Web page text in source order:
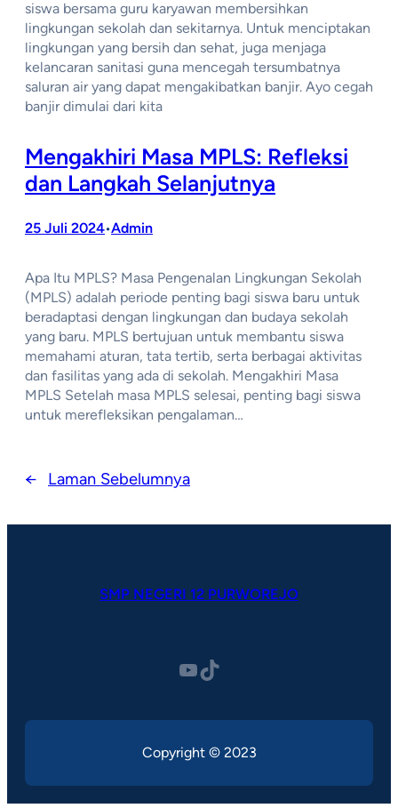
siswa bersama guru karyawan membersihkan
lingkungan sekolah dan sekitarnya. Untuk menciptakan
lingkungan yang bersih dan sehat, juga menjaga
kelancaran sanitasi guna mencegah tersumbatnya
saluran air yang dapat mengakibatkan banjir. Ayo cegah
banjir dimulai dari kita
Mengakhiri Masa MPLS: Refleksi
dan Langkah Selanjutnya
25 Juli 2024•Admin
Apa Itu MPLS? Masa Pengenalan Lingkungan Sekolah
(MPLS) adalah periode penting bagi siswa baru untuk
beradaptasi dengan lingkungan dan budaya sekolah
yang baru. MPLS bertujuan untuk membantu siswa
memahami aturan, tata tertib, serta berbagai aktivitas
dan fasilitas yang ada di sekolah. Mengakhiri Masa
MPLS Setelah masa MPLS selesai, penting bagi siswa
untuk merefleksikan pengalaman…
← Laman Sebelumnya
SMP NEGERI 12 PURWOREJO
YouTube TikTok
Copyright © 2023